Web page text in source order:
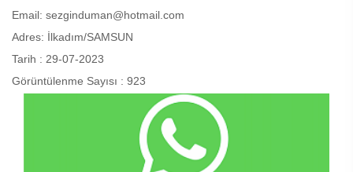
Email: sezginduman@hotmail.com
Adres: İlkadım/SAMSUN
Tarih : 29-07-2023
Görüntülenme Sayısı : 923